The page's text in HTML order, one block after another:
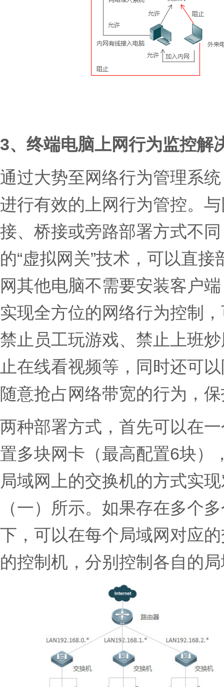
3、终端电脑上网行为监控解
通过大势至网络行为管理系
进行有效的上网行为管控。
接、桥接或旁路部署方式不
的“虚拟网关”技术，可以直
网其他电脑不需要安装客户
实现全方位的网络行为控制
禁止员工玩游戏、禁止上班
止在线看视频等，同时还可
随意抢占网络带宽的行为，
两种部署方式，首先可以在
置多块网卡（最高配置6块）
局域网上的交换机的方式实
（一）所示。如果存在多个
下，可以在每个局域网对应
的控制机，分别控制各自的